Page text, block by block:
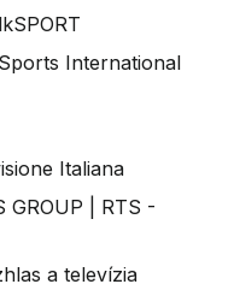
International
Italiana
GROUP | RTS -
a televízia